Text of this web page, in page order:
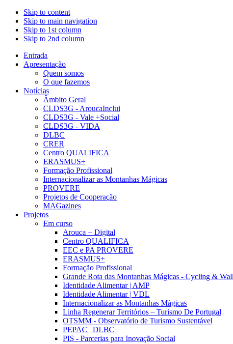
Skip to content
Skip to main navigation
Skip to 1st column
Skip to 2nd column
Entrada
Apresentação
Quem somos
O que fazemos
Notícias
Âmbito Geral
CLDS3G - AroucaInclui
CLDS3G - Vale +Social
CLDS3G - VIDA
DLBC
CRER
Centro QUALIFICA
ERASMUS+
Formação Profissional
Internacionalizar as Montanhas Mágicas
PROVERE
Projetos de Cooperação
MAGazines
Projetos
Em curso
Arouca + Digital
Centro QUALIFICA
EEC e PA PROVERE
ERASMUS+
Formação Profissional
Grande Rota das Montanhas Mágicas - Cycling &
Identidade Alimentar | AMP
Identidade Alimentar | VDL
Internacionalizar as Montanhas Mágicas
Linha Regenerar Territórios – Turismo De Portugal
OTSMM - Observatório de Turismo Sustentável
PEPAC | DLBC
PIS - Parcerias para Inovação Social